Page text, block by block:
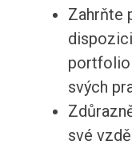
Zahrňte
portfolio
svých
své